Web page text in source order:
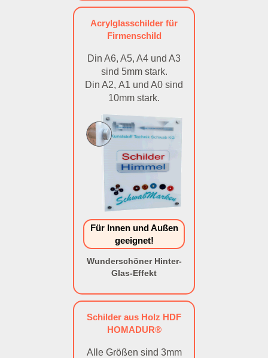
Acrylglasschilder für
Firmenschild
Din A6, A5, A4 und A3
sind 5mm stark.
Din A2, A1 und A0 sind
10mm stark.
Für Innen und Außen
geeignet!
Wunderschöner Hinter-
Glas-Effekt
Schilder aus Holz HDF
HOMADUR®
Alle Größen sind 3mm